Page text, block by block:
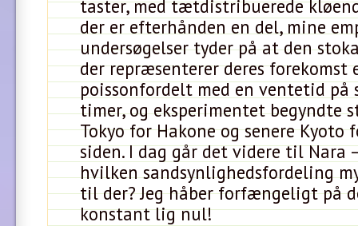
taster, med tætdistribuerede
der er efterhånden en del, mine
undersøgelser tyder på at den
der repræsenterer deres forekomst
poissonfordelt med en ventetid på
timer, og eksperimentet begyndte
Tokyo for Hakone og senere Kyoto
siden. I dag går det videre til Nara
hvilken sandsynlighedsfordeling
til der? Jeg håber forfængeligt på
konstant lig nul!